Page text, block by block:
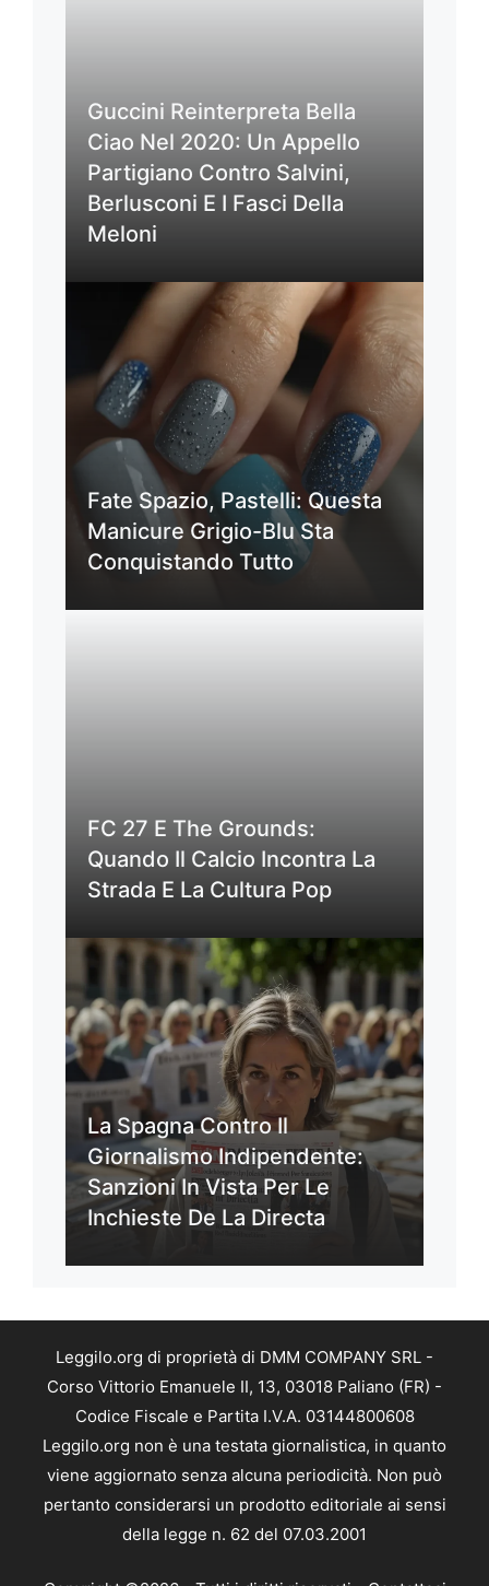
Guccini Reinterpreta Bella
Ciao Nel 2020: Un Appello
Partigiano Contro Salvini,
Berlusconi E I Fasci Della
Meloni
Fate Spazio, Pastelli: Questa
Manicure Grigio-Blu Sta
Conquistando Tutto
FC 27 E The Grounds:
Quando Il Calcio Incontra La
Strada E La Cultura Pop
La Spagna Contro Il
Giornalismo Indipendente:
Sanzioni In Vista Per Le
Inchieste De La Directa
Leggilo.org di proprietà di DMM COMPANY SRL -
Corso Vittorio Emanuele II, 13, 03018 Paliano (FR) -
Codice Fiscale e Partita I.V.A. 03144800608
Leggilo.org non è una testata giornalistica, in quanto
viene aggiornato senza alcuna periodicità. Non può
pertanto considerarsi un prodotto editoriale ai sensi
della legge n. 62 del 07.03.2001